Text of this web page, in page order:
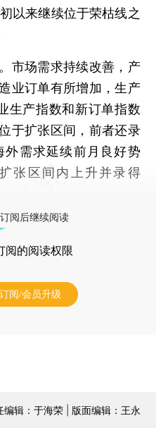
以来继续位于荣枯线之
场需求持续改善，产
业订单有所增加，生产
生产指数和新订单指数
于扩张区间，前者还录
需求延续前月良好势
张区间内上升并录得
阅后继续阅读
阅的阅读权限
订阅/会员升级
编辑：于海荣 | 版面编辑：王永